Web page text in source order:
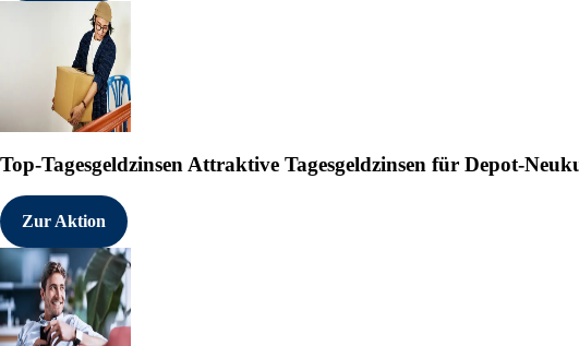
Top-Tagesgeldzinsen Attraktive Tagesgeldzinsen für Depot-
Zur Aktion